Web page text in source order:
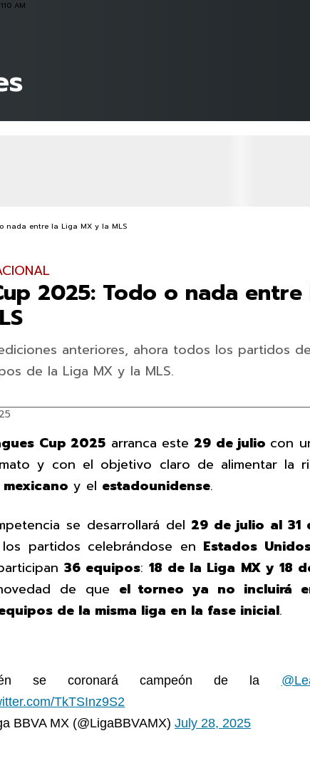
2025: Todo o nada entre
anteriores, ahora todos los partidos
de la Liga MX y la MLS.
Cup 2025 arranca este 29 de julio con
y con el objetivo claro de alimentar la
y el estadounidense.
se desarrollará del 29 de julio al 31
partidos celebrándose en Estados
36 equipos:18 de la Liga MX y 18
de que el torneo ya no incluirá
de la misma liga en la fase inicial.
se coronará campeón de la
TkTSInz9S2
BBVA MX (@LigaBBVAMX) July 28, 2025